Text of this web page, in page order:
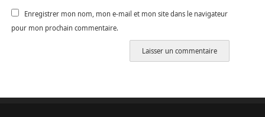
Enregistrer mon nom, mon e-mail et mon site dans le navigateur
pour mon prochain commentaire.